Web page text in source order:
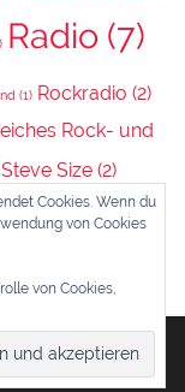
Radio (7)
(1) Rockradio (2)
Rock- und
Steve Size (2)
(3)
.
Cookies. Wenn du
von Cookies
von Cookies,